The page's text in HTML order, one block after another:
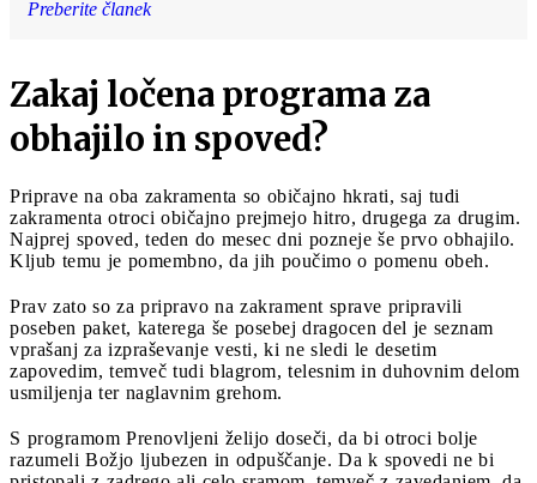
Preberite članek
Zakaj ločena programa za
obhajilo in spoved?
Priprave na oba zakramenta so običajno hkrati, saj tudi
zakramenta otroci običajno prejmejo hitro, drugega za drugim.
Najprej spoved, teden do mesec dni pozneje še prvo obhajilo.
Kljub temu je pomembno, da jih poučimo o pomenu obeh.
Prav zato so za pripravo na zakrament sprave pripravili
poseben paket, katerega še posebej dragocen del je seznam
vprašanj za izpraševanje vesti, ki ne sledi le desetim
zapovedim, temveč tudi blagrom, telesnim in duhovnim delom
usmiljenja ter naglavnim grehom.
S programom Prenovljeni želijo doseči, da bi otroci bolje
razumeli Božjo ljubezen in odpuščanje. Da k spovedi ne bi